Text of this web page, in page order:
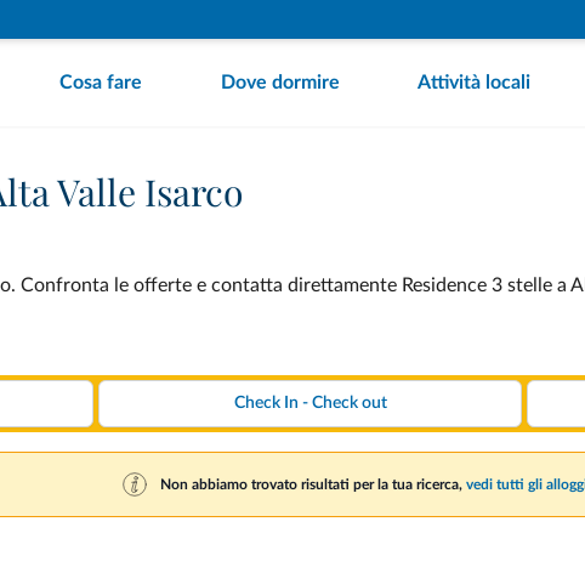
Cosa fare Dove dormire Attività locali
Valle Isarco
Confronta le offerte e contatta direttamente Residence 3 stelle a
Non abbiamo trovato risultati per la tua ricerca, vedi tutti gli